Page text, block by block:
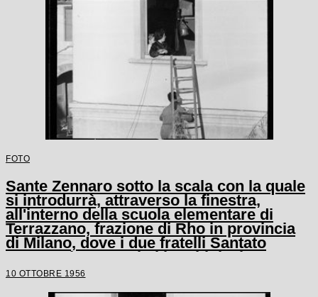
FOTO
Sante Zennaro sotto la scala con la quale
si introdurrà, attraverso la finestra,
all'interno della scuola elementare di
Terrazzano, frazione di Rho in provincia
di Milano, dove i due fratelli Santato
tengono in ostaggio i bambini e le tre
maestre
10 OTTOBRE 1956